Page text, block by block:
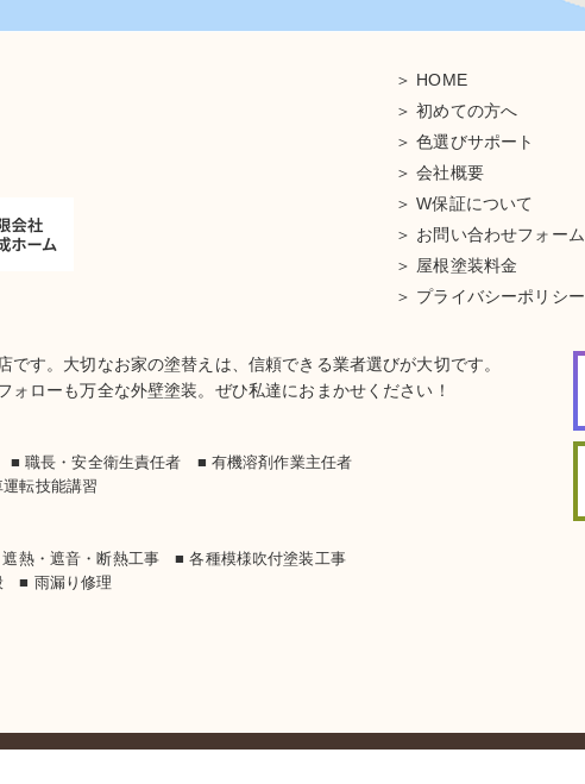
HOME
初めての方へ
色選びサポート
会社概要
W保証について
お問い合わせフォーム
屋根塗装料金
プライバシーポリシー
す。大切なお家の塗替えは、信頼できる業者選びが大切です。
ローも万全な外壁塗装。ぜひ私達におまかせください！
■ 職長・安全衛生責任者 ■ 有機溶剤作業主任者
転技能講習
熱・遮音・断熱工事 ■ 各種模様吹付塗装工事
■ 雨漏り修理